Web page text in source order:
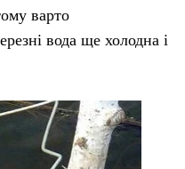
варто
вода ще холодна і